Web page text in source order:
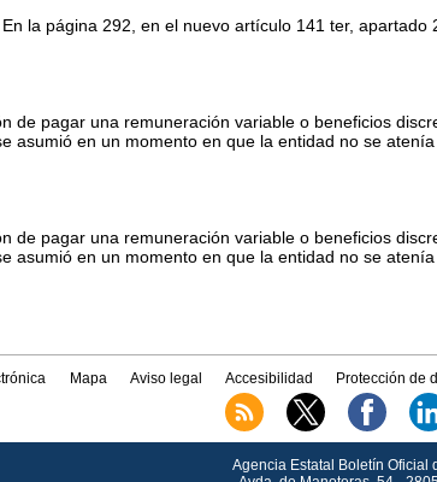
En la página 292, en el nuevo artículo 141 ter, apartado
de pagar una remuneración variable o beneficios
asumió en un momento en que la entidad no se
de pagar una remuneración variable o beneficios
asumió en un momento en que la entidad no se
Mapa Aviso legal Accesibilidad Protección de
Agencia Estatal Boletín Oficial